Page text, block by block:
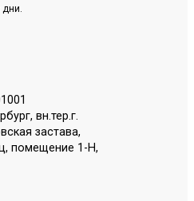
дни.
вн.тер.г.
застава,
помещение 1-Н,